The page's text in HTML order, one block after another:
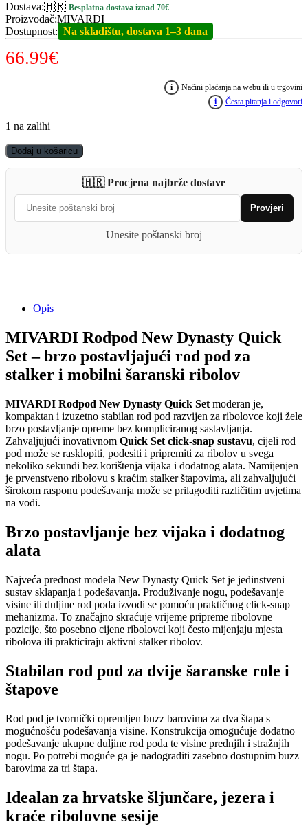
Dostava:🇭🇷 Besplatna dostava iznad 70€
Proizvođač:MIVARDI
Dostupnost: Na skladištu, dostava 1–3 dana
66.99€
i
Načini plaćanja na webu ili u trgovini
i
Česta pitanja i odgovori
1 na zalihi
MIVARDI
Rodpod
New
Quick
quantity
Dodaj u košaricu
🇭🇷 Procjena najbrže dostave
Provjeri
Unesite poštanski broj
Opis
MIVARDI Rodpod New Dynasty Quick
Set – brzo postavljajući rod pod za
stalker i mobilni šaranski ribolov
MIVARDI Rodpod New Dynasty Quick Set moderan je,
kompaktan i izuzetno stabilan rod pod razvijen za ribolovce koji žele
brzo postavljanje opreme bez kompliciranog sastavljanja.
Zahvaljujući inovativnom Quick Set click-snap sustavu, cijeli rod
pod može se rasklopiti, podesiti i pripremiti za ribolov u svega
nekoliko sekundi bez korištenja vijaka i dodatnog alata. Namijenjen
je prvenstveno ribolovu s kraćim stalker štapovima, ali zahvaljujući
širokom rasponu podešavanja može se prilagoditi različitim uvjetima
na vodi.
Brzo postavljanje bez vijaka i dodatnog
alata
Najveća prednost modela New Dynasty Quick Set je jedinstveni
sustav sklapanja i podešavanja. Produživanje nogu, podešavanje
visine ili duljine rod poda izvodi se pomoću praktičnog click-snap
mehanizma. To značajno skraćuje vrijeme pripreme ribolovne
pozicije, što posebno cijene ribolovci koji često mijenjaju mjesta
ribolova ili prakticiraju aktivni stalker ribolov.
Stabilan rod pod za dvije šaranske role i
štapove
Rod pod je tvornički opremljen buzz barovima za dva štapa s
mogućnošću podešavanja visine. Konstrukcija omogućuje dodatno
podešavanje ukupne duljine rod poda te visine prednjih i stražnjih
nogu. Po potrebi moguće ga je nadograditi zasebno dostupnim buzz
barovima za tri štapa.
Idealan za hrvatske šljunčare, jezera i
kraće ribolovne sesije